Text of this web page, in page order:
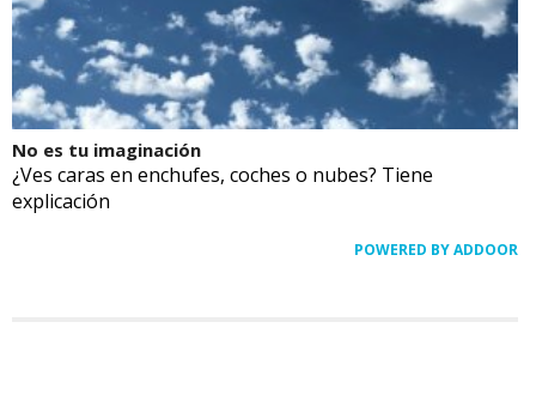
No es tu imaginación
¿Ves caras en enchufes, coches o nubes? Tiene
explicación
POWERED BY ADDOOR